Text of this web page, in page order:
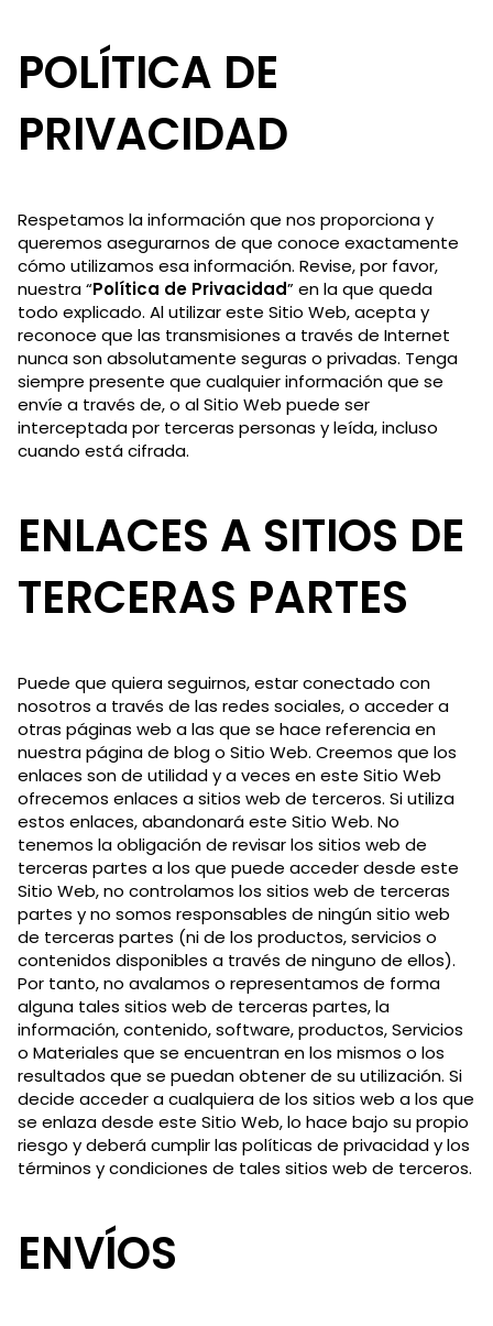
POLÍTICA DE
PRIVACIDAD
Respetamos la información que nos proporciona y
queremos asegurarnos de que conoce exactamente
cómo utilizamos esa información. Revise, por favor,
nuestra “Política de Privacidad” en la que queda
todo explicado. Al utilizar este Sitio Web, acepta y
reconoce que las transmisiones a través de Internet
nunca son absolutamente seguras o privadas. Tenga
siempre presente que cualquier información que se
envíe a través de, o al Sitio Web puede ser
interceptada por terceras personas y leída, incluso
cuando está cifrada.
ENLACES A SITIOS DE
TERCERAS PARTES
Puede que quiera seguirnos, estar conectado con
nosotros a través de las redes sociales, o acceder a
otras páginas web a las que se hace referencia en
nuestra página de blog o Sitio Web. Creemos que los
enlaces son de utilidad y a veces en este Sitio Web
ofrecemos enlaces a sitios web de terceros. Si utiliza
estos enlaces, abandonará este Sitio Web. No
tenemos la obligación de revisar los sitios web de
terceras partes a los que puede acceder desde este
Sitio Web, no controlamos los sitios web de terceras
partes y no somos responsables de ningún sitio web
de terceras partes (ni de los productos, servicios o
contenidos disponibles a través de ninguno de ellos).
Por tanto, no avalamos o representamos de forma
alguna tales sitios web de terceras partes, la
información, contenido, software, productos, Servicios
o Materiales que se encuentran en los mismos o los
resultados que se puedan obtener de su utilización. Si
decide acceder a cualquiera de los sitios web a los que
se enlaza desde este Sitio Web, lo hace bajo su propio
riesgo y deberá cumplir las políticas de privacidad y los
términos y condiciones de tales sitios web de terceros.
ENVÍOS